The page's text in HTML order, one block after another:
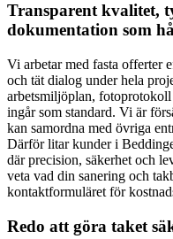
Transparent kvalitet,
dokumentation som
Vi arbetar med fasta offerter
och tät dialog under hela
arbetsmiljöplan,
ingår som standard. Vi är
kan samordna med övriga
Därför litar kunder i
där precision, säkerhet och
veta vad din sanering och
kontaktformuläret för
Redo att göra taket